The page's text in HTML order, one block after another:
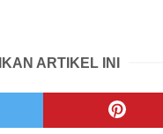
ARTIKEL INI